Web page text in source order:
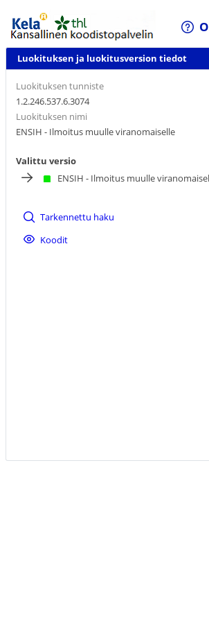
Luokituksen ja luokitusversion tiedot
Luokituksen tunniste
1.2.246.537.6.3074
Luokituksen nimi
ENSIH - Ilmoitus muulle viranomaiselle
Valittu versio
ENSIH - Ilmoitus muulle
Tarkennettu haku
Koodit